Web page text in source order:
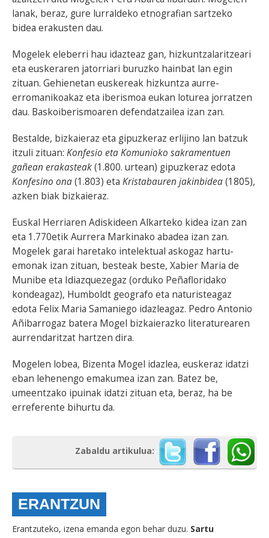
lanak, beraz, gure lurraldeko etnografian sartzeko
bidea erakusten dau.
Mogelek eleberri hau idazteaz gan, hizkuntzalaritzeari
eta euskeraren jatorriari buruzko hainbat lan egin
zituan. Gehienetan euskereak hizkuntza aurre-
erromanikoakaz eta iberismoa eukan loturea jorratzen
dau. Baskoiberismoaren defendatzailea izan zan.
Bestalde, bizkaieraz eta gipuzkeraz erlijino lan batzuk
itzuli zituan: Konfesio eta Komunioko sakramentuen
gañean erakasteak(1.800. urtean) gipuzkeraz edota
Konfesino ona(1.803) eta Kristabauren jakinbidea(1805),
azken biak bizkaieraz.
Euskal Herriaren Adiskideen Alkarteko kidea izan zan
eta 1.770etik Aurrera Markinako abadea izan zan.
Mogelek garai haretako intelektual askogaz hartu-
emonak izan zituan, besteak beste, Xabier Maria de
Munibe eta Idiazquezegaz (orduko Peñafloridako
kondeagaz), Humboldt geografo eta naturisteagaz
edota Felix Maria Samaniego idazleagaz. Pedro Antonio
Añibarrogaz batera Mogel bizkaierazko literaturearen
aurrendaritzat hartzen dira.
Mogelen lobea, Bizenta Mogel idazlea, euskeraz idatzi
eban lehenengo emakumea izan zan. Batez be,
umeentzako ipuinak idatzi zituan eta, beraz, ha be
erreferente bihurtu da.
Zabaldu artikulua:
ERANTZUN
Erantzuteko, izena emanda egon behar duzu. Sartu